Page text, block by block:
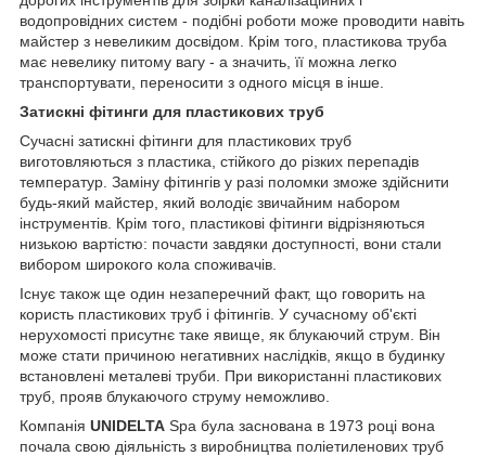
водопровідних систем - подібні роботи може проводити навіть
майстер з невеликим досвідом. Крім того, пластикова труба
має невелику питому вагу - а значить, її можна легко
транспортувати, переносити з одного місця в інше.
Затискні фітинги для пластикових труб
Сучасні затискні фітинги для пластикових труб
виготовляються з пластика, стійкого до різких перепадів
температур. Заміну фітингів у разі поломки зможе здійснити
будь-який майстер, який володіє звичайним набором
інструментів. Крім того, пластикові фітинги відрізняються
низькою вартістю: почасти завдяки доступності, вони стали
вибором широкого кола споживачів.
Існує також ще один незаперечний факт, що говорить на
користь пластикових труб і фітингів. У сучасному об'єкті
нерухомості присутнє таке явище, як блукаючий струм. Він
може стати причиною негативних наслідків, якщо в будинку
встановлені металеві труби. При використанні пластикових
труб, прояв блукаючого струму неможливо.
Компанія UNIDELTA Spa була заснована в 1973 році вона
почала свою діяльність з виробництва поліетиленових труб